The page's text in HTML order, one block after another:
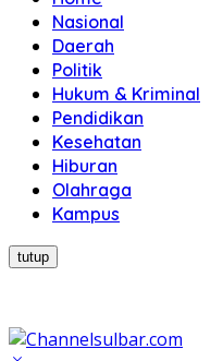
Nasional
Daerah
Politik
Hukum & Kriminal
Pendidikan
Kesehatan
Hiburan
Olahraga
Kampus
tutup